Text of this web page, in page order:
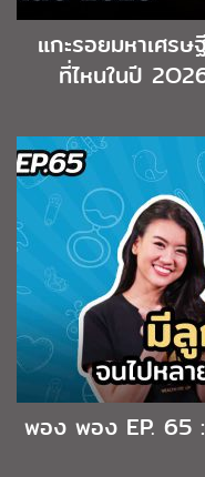
แกะรอยมหาเศร
ที่ไหนในปี
พอง พอง EP. 65